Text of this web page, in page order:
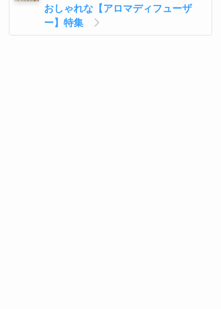
おしゃれな【アロマディフューザ
ー】特集